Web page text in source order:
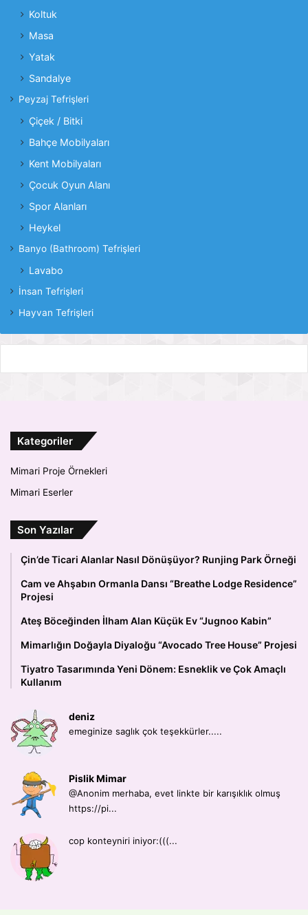
Koltuk
Masa
Yatak
Sandalye
Peyzaj Tefrişleri
Çiçek / Bitki
Bahçe Mobilyaları
Kent Mobilyaları
Çocuk Oyun Alanı
Spor Alanları
Heykel
Banyo (Bathroom) Tefrişleri
Lavabo
İnsan Tefrişleri
Hayvan Tefrişleri
Kategoriler
Mimari Proje Örnekleri
Mimari Eserler
Son Yazılar
Çin’de Ticari Alanlar Nasıl Dönüşüyor? Runjing Park Örneği
Cam ve Ahşabın Ormanla Dansı “Breathe Lodge Residence”
Projesi
Ateş Böceğinden İlham Alan Küçük Ev “Jugnoo Kabin”
Mimarlığın Doğayla Diyaloğu “Avocado Tree House” Projesi
Tiyatro Tasarımında Yeni Dönem: Esneklik ve Çok Amaçlı
Kullanım
deniz
emeginize saglık çok teşekkürler.....
Pislik Mimar
@Anonim merhaba, evet linkte bir karışıklık olmuş
https://pi...
cop konteyniri iniyor:(((...